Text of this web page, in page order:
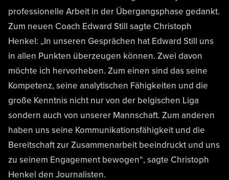
professionelle Arbeit in der Übergangsphase gedankt.
Zum neuen Coach Edward Still sagte Christoph
Henkel: „In unseren Gesprächen hat Edward Still uns
in allen Punkten überzeugen können. Zwei davon
möchte ich hervorheben. Zum einen sind das seine
Kompetenz, seine analytischen Fähigkeiten und die
große Kenntnis nicht nur von der belgischen Liga
sondern auch von unserer Mannschaft. Zum anderen
haben uns seine Kommunikationsfähigkeit und die
Bereitschaft zur Zusammenarbeit beeindruckt und uns
zu seinem Engagement bewogen“, sagte Christoph
Henkel den Journalisten.